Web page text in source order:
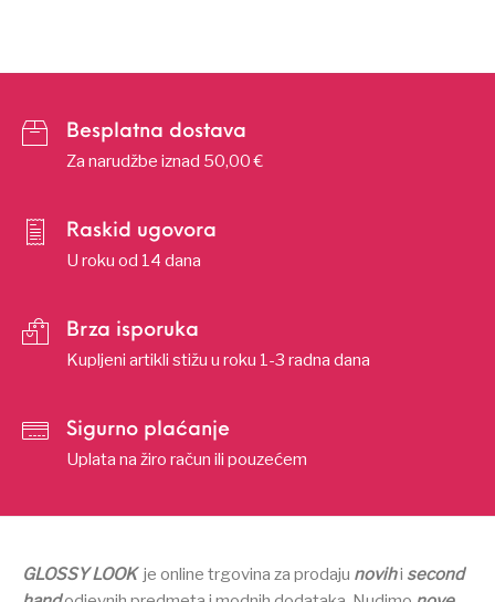
Besplatna dostava
Za narudžbe iznad 50,00 €
Raskid ugovora
U roku od 14 dana
Brza isporuka
Kupljeni artikli stižu u roku 1-3 radna dana
Sigurno plaćanje
Uplata na žiro račun ili pouzećem
GLOSSY LOOK je online trgovina za prodaju novihi second